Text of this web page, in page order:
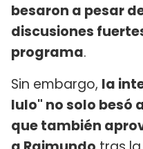
besaron a pesar
discusiones
programa.
Sin embargo, la
lulo" no solo besó
que también